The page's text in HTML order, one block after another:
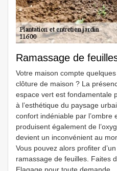
Ramassage de
Votre maison compte
clôture de maison ? La
espace vert est fondamentale
à l’esthétique du paysage
confort indéniable par l’ombre
produisent également de
devient un inconvénient au
Vous pouvez alors profiter
ramassage de feuilles. Faites